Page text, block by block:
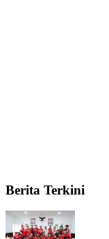
Berita Terkini